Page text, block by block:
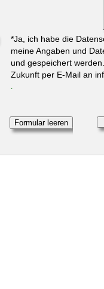
*Ja, ich habe die
meine Angaben und
und gespeichert
Zukunft per E-Mail an
.